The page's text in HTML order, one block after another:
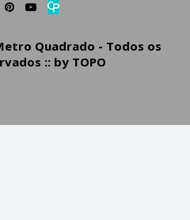
Quadrado - Todos os
:: by TOPO